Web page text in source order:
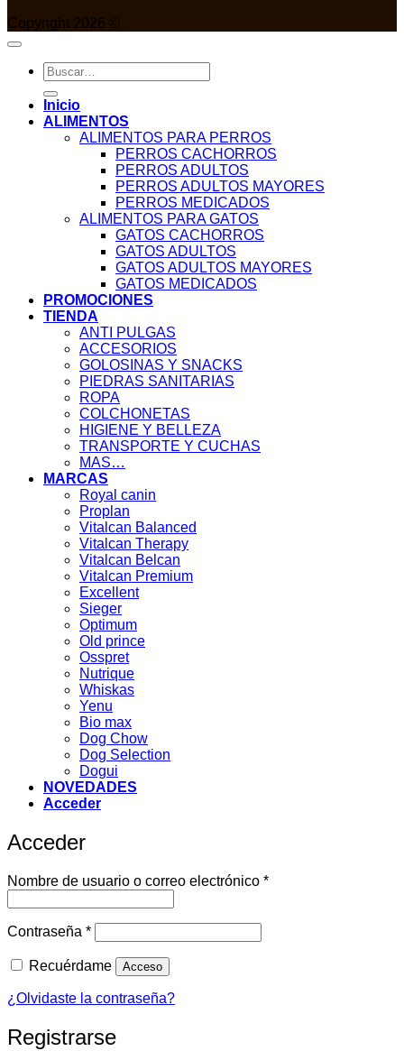
Copyright 2026 ©
Buscar
por:
Inicio
ALIMENTOS
ALIMENTOS PARA PERROS
PERROS CACHORROS
PERROS ADULTOS
PERROS ADULTOS MAYORES
PERROS MEDICADOS
ALIMENTOS PARA GATOS
GATOS CACHORROS
GATOS ADULTOS
GATOS ADULTOS MAYORES
GATOS MEDICADOS
PROMOCIONES
TIENDA
ANTI PULGAS
ACCESORIOS
GOLOSINAS Y SNACKS
PIEDRAS SANITARIAS
ROPA
COLCHONETAS
HIGIENE Y BELLEZA
TRANSPORTE Y CUCHAS
MAS…
MARCAS
Royal canin
Proplan
Vitalcan Balanced
Vitalcan Therapy
Vitalcan Belcan
Vitalcan Premium
Excellent
Sieger
Optimum
Old prince
Osspret
Nutrique
Whiskas
Yenu
Bio max
Dog Chow
Dog Selection
Dogui
NOVEDADES
Acceder
Acceder
Nombre de usuario o correo electrónico *Obligatorio
Contraseña *Obligatorio
Recuérdame Acceso
¿Olvidaste la contraseña?
Registrarse